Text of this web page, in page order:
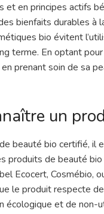
et en principes actifs
bienfaits durables à
bio évitent
terme. En optant
prenant soin de sa
un
beauté bio certifié,
produits de beauté
Ecocert, Cosmébio,
le produit respecte
écologique et de non-